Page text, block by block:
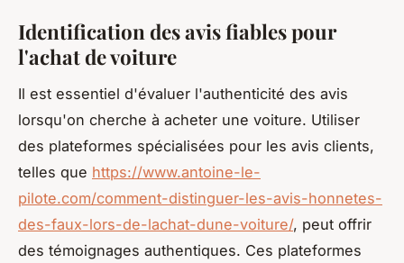
Identification des avis fiables pour
l'achat de voiture
Il est essentiel d'évaluer l'authenticité des avis
lorsqu'on cherche à acheter une voiture. Utiliser
des plateformes spécialisées pour les avis clients,
telles que https://www.antoine-le-
pilote.com/comment-distinguer-les-avis-honnetes-
des-faux-lors-de-lachat-dune-voiture/, peut offrir
des témoignages authentiques. Ces plateformes